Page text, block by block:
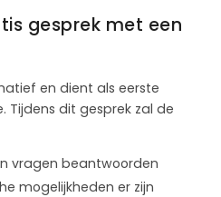
gesprek met een
en dient als eerste
Tijdens dit gesprek zal de
vragen beantwoorden
mogelijkheden er zijn